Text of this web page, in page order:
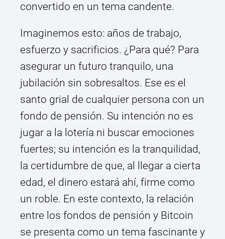
convertido en un tema candente.
Imaginemos esto: años de trabajo,
esfuerzo y sacrificios. ¿Para qué? Para
asegurar un futuro tranquilo, una
jubilación sin sobresaltos. Ese es el
santo grial de cualquier persona con un
fondo de pensión. Su intención no es
jugar a la lotería ni buscar emociones
fuertes; su intención es la tranquilidad,
la certidumbre de que, al llegar a cierta
edad, el dinero estará ahí, firme como
un roble. En este contexto, la relación
entre los fondos de pensión y Bitcoin
se presenta como un tema fascinante y